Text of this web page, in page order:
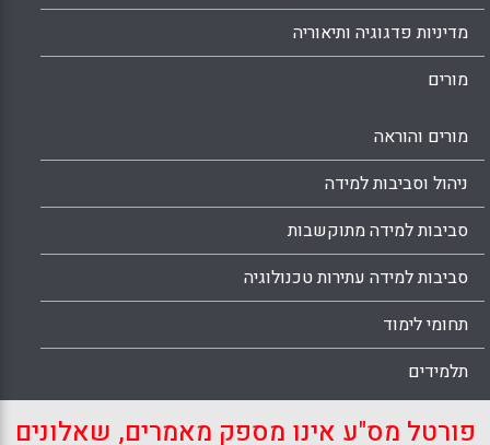
מדיניות פדגוגיה ותיאוריה
מורים
מורים והוראה
ניהול וסביבות למידה
סביבות למידה מתוקשבות
סביבות למידה עתירות טכנולוגיה
תחומי לימוד
תלמידים
פורטל מס"ע אינו מספק מאמרים, שאלונים